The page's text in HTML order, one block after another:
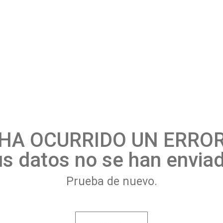
OCURRIDO UN
datos no se han
Prueba de nuevo.